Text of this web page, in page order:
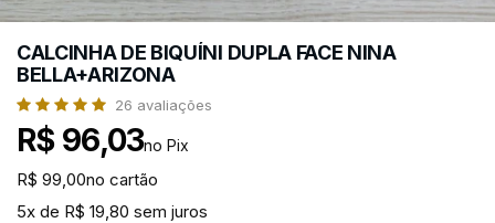
CALCINHA DE BIQUÍNI DUPLA FACE NINA
BELLA+ARIZONA
26 avaliações
R$ 96,03no Pix
R$ 99,00no cartão
5x de R$ 19,80 sem juros